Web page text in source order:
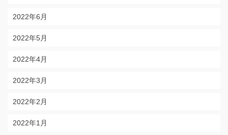
2022年6月
2022年5月
2022年4月
2022年3月
2022年2月
2022年1月